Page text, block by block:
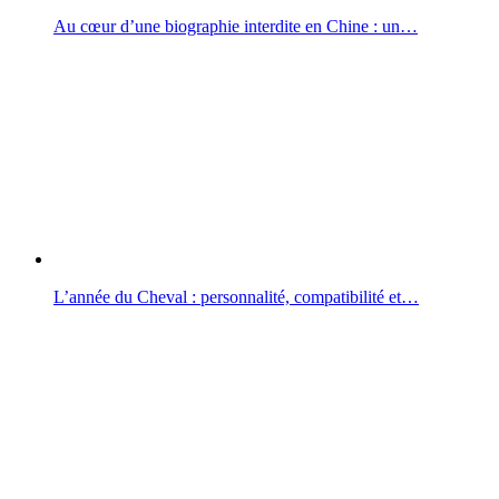
Au cœur d’une biographie interdite en Chine : un…
L’année du Cheval : personnalité, compatibilité et…